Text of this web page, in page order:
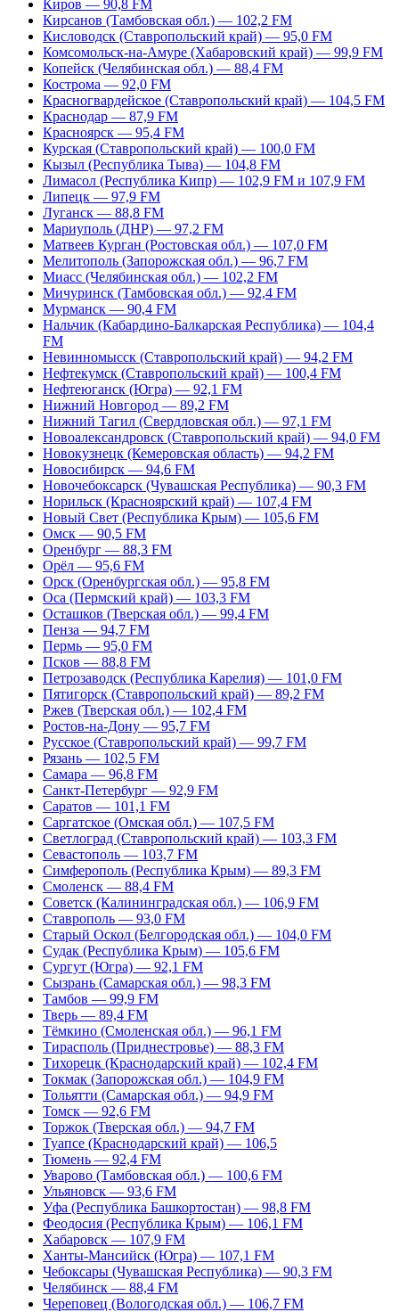
Киров — 90,8 FM
Кирсанов (Тамбовская обл.) — 102,2 FM
Кисловодск (Ставропольский край) — 95,0 FM
Комсомольск-на-Амуре (Хабаровский край) — 99,9 FM
Копейск (Челябинская обл.) — 88,4 FM
Кострома — 92,0 FM
Красногвардейское (Ставропольский край) — 104,5 FM
Краснодар — 87,9 FM
Красноярск — 95,4 FM
Курская (Ставропольский край) — 100,0 FM
Кызыл (Республика Тыва) — 104,8 FM
Лимасол (Республика Кипр) — 102,9 FM и 107,9 FM
Липецк — 97,9 FM
Луганск — 88,8 FM
Мариуполь (ДНР) — 97,2 FM
Матвеев Курган (Ростовская обл.) — 107,0 FM
Мелитополь (Запорожская обл.) — 96,7 FM
Миасс (Челябинская обл.) — 102,2 FM
Мичуринск (Тамбовская обл.) — 92,4 FM
Мурманск — 90,4 FM
Нальчик (Кабардино-Балкарская Республика) — 104,4
FM
Невинномысск (Ставропольский край) — 94,2 FM
Нефтекумск (Ставропольский край) — 100,4 FM
Нефтеюганск (Югра) — 92,1 FM
Нижний Новгород — 89,2 FM
Нижний Тагил (Свердловская обл.) — 97,1 FM
Новоалександровск (Ставропольский край) — 94,0 FM
Новокузнецк (Кемеровская область) — 94,2 FM
Новосибирск — 94,6 FM
Новочебоксарск (Чувашская Республика) — 90,3 FM
Норильск (Красноярский край) — 107,4 FM
Новый Свет (Республика Крым) — 105,6 FM
Омск — 90,5 FM
Оренбург — 88,3 FM
Орёл — 95,6 FM
Орск (Оренбургская обл.) — 95,8 FM
Оса (Пермский край) — 103,3 FM
Осташков (Тверская обл.) — 99,4 FM
Пенза — 94,7 FM
Пермь — 95,0 FM
Псков — 88,8 FM
Петрозаводск (Республика Карелия) — 101,0 FM
Пятигорск (Ставропольский край) — 89,2 FM
Ржев (Тверская обл.) — 102,4 FM
Ростов-на-Дону — 95,7 FM
Русское (Ставропольский край) — 99,7 FM
Рязань — 102,5 FM
Самара — 96,8 FM
Санкт-Петербург — 92,9 FM
Саратов — 101,1 FM
Саргатское (Омская обл.) — 107,5 FM
Светлоград (Ставропольский край) — 103,3 FM
Севастополь — 103,7 FM
Симферополь (Республика Крым) — 89,3 FM
Смоленск — 88,4 FM
Советск (Калининградская обл.) — 106,9 FM
Ставрополь — 93,0 FM
Старый Оскол (Белгородская обл.) — 104,0 FM
Судак (Республика Крым) — 105,6 FM
Сургут (Югра) — 92,1 FM
Сызрань (Самарская обл.) — 98,3 FM
Тамбов — 99,9 FM
Тверь — 89,4 FM
Тёмкино (Смоленская обл.) — 96,1 FM
Тирасполь (Приднестровье) — 88,3 FM
Тихорецк (Краснодарский край) — 102,4 FM
Токмак (Запорожская обл.) — 104,9 FM
Тольятти (Самарская обл.) — 94,9 FM
Томск — 92,6 FM
Торжок (Тверская обл.) — 94,7 FM
Туапсе (Краснодарский край) — 106,5
Тюмень — 92,4 FM
Уварово (Тамбовская обл.) — 100,6 FM
Ульяновск — 93,6 FM
Уфа (Республика Башкортостан) — 98,8 FM
Феодосия (Республика Крым) — 106,1 FM
Хабаровск — 107,9 FM
Ханты-Мансийск (Югра) — 107,1 FM
Чебоксары (Чувашская Республика) — 90,3 FM
Челябинск — 88,4 FM
Череповец (Вологодская обл.) — 106,7 FM